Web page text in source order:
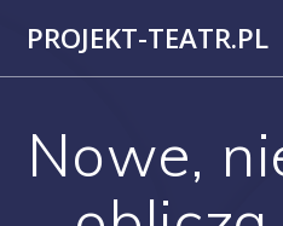
PROJEKT-TEATR.PL
Nowe,